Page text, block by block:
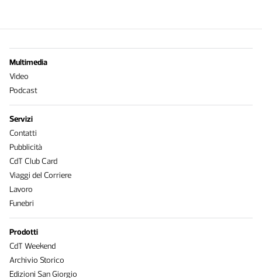
Multimedia
Video
Podcast
Servizi
Contatti
Pubblicità
CdT Club Card
Viaggi del Corriere
Lavoro
Funebri
Prodotti
CdT Weekend
Archivio Storico
Edizioni San Giorgio